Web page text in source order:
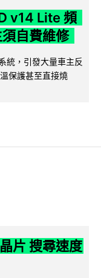
v14 Lite 頻
自費維修
統，引發大量車主反
保護甚至直接燒
片 搜尋速度